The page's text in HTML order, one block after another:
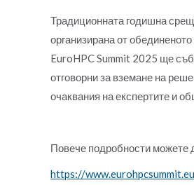
Традиционната годишна
организирана от
EuroHPC Summit 2025 ще
отговорни за вземане на
очаквания на експертите и
Повече подробности можете
https://